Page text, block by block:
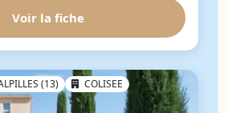
Voir la fiche
(13) COLISEE